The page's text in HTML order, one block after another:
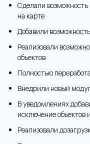
Сделали возможность
на карте
Добавили
Реализовали
объектов
Полностью
Внедрили новый
В уведомлениях
исключение объектов
Реализовали